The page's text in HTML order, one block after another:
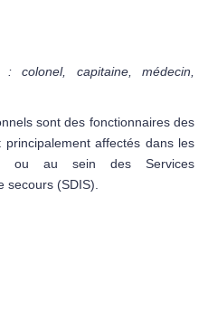
colonel, capitaine, médecin,
sont des fonctionnaires des
affectés dans les
ou au sein des Services
secours (SDIS).